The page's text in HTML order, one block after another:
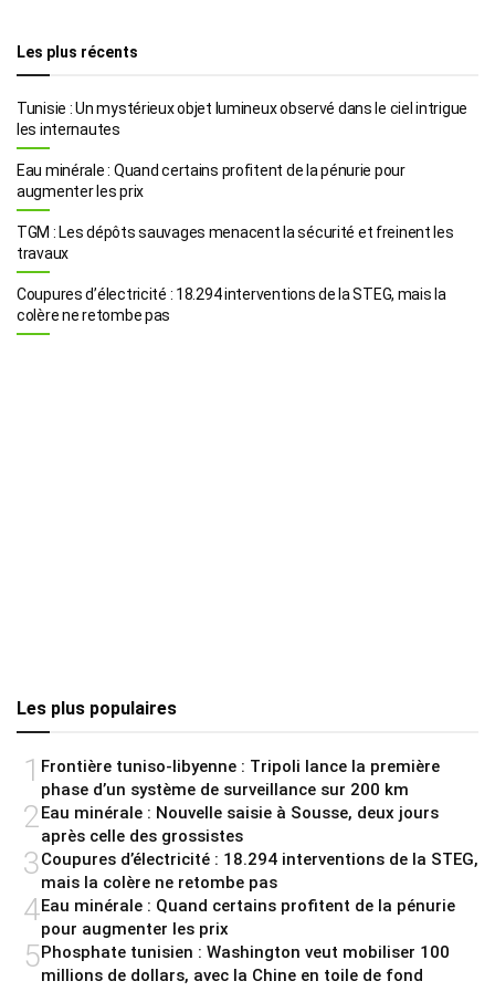
Les plus récents
Tunisie : Un mystérieux objet lumineux observé dans le ciel intrigue
les internautes
Eau minérale : Quand certains profitent de la pénurie pour
augmenter les prix
TGM : Les dépôts sauvages menacent la sécurité et freinent les
travaux
Coupures d’électricité : 18.294 interventions de la STEG, mais la
colère ne retombe pas
Les plus populaires
1 Frontière tuniso-libyenne : Tripoli lance la première
phase d’un système de surveillance sur 200 km
2 Eau minérale : Nouvelle saisie à Sousse, deux jours
après celle des grossistes
3Coupures d’électricité : 18.294 interventions de la STEG,
mais la colère ne retombe pas
4Eau minérale : Quand certains profitent de la pénurie
pour augmenter les prix
5Phosphate tunisien : Washington veut mobiliser 100
millions de dollars, avec la Chine en toile de fond